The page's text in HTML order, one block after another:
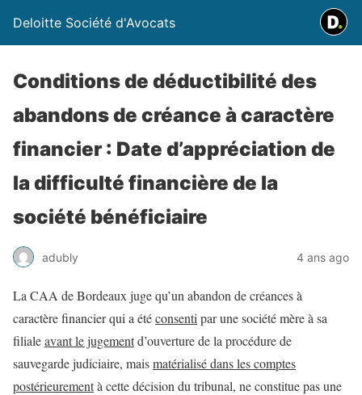
Deloitte Société d'Avocats
Conditions de déductibilité des
abandons de créance à caractère
financier : Date d’appréciation de
la difficulté financière de la
société bénéficiaire
adubly 4 ans ago
La CAA de Bordeaux juge qu’un abandon de créances à
caractère financier qui a étéconsenti par une société mère à sa
filialeavant le jugementd’ouverture de la procédure de
sauvegarde judiciaire, maismatérialisé dans les comptes
postérieurementà cette décision du tribunal, ne constitue pas une